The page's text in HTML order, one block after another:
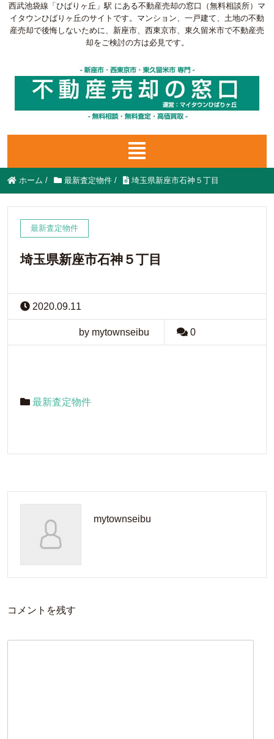
西武池袋線「ひばりヶ丘」駅 にある不動産売却の窓口（無料相談所）マ
イタウンひばりヶ丘のサイトです。マンション、一戸建て、土地の不動
産売却で後悔しないために、新座市、西東京市、東久留米市で不動産売
却をご検討の方は必見です。
ホーム / 最新査定物件 / 埼玉県新座市石神５丁目
最新査定物件
埼玉県新座市石神５丁目
2020.09.11
by mytownseibu 0
最新査定物件
mytownseibu
コメントを残す